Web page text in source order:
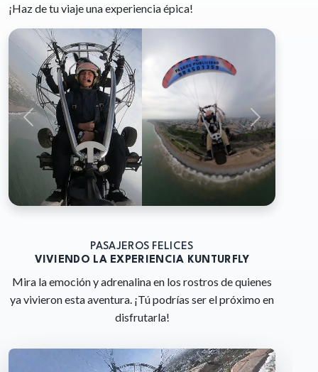
¡Haz de tu viaje una experiencia épica!
PASAJEROS FELICES
VIVIENDO LA EXPERIENCIA KUNTURFLY
Mira la emoción y adrenalina en los rostros de quienes
ya vivieron esta aventura. ¡Tú podrías ser el próximo en
disfrutarla!